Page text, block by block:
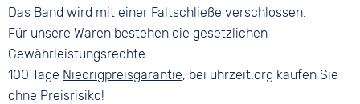
Das Band wird mit einer Faltschließe verschlossen.
Für unsere Waren bestehen die gesetzlichen
Gewährleistungsrechte
100 Tage Niedrigpreisgarantie, bei uhrzeit.org kaufen Sie
ohne Preisrisiko!